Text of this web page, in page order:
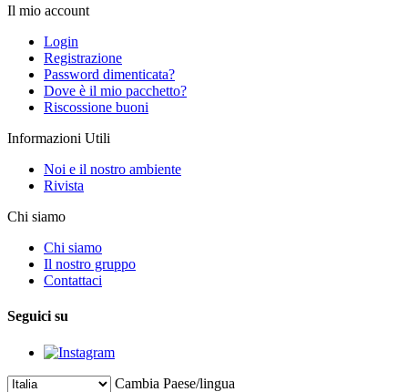
Il mio account
Login
Registrazione
Password dimenticata?
Dove è il mio pacchetto?
Riscossione buoni
Informazioni Utili
Noi e il nostro ambiente
Rivista
Chi siamo
Chi siamo
Il nostro gruppo
Contattaci
Seguici su
Cambia Paese/lingua